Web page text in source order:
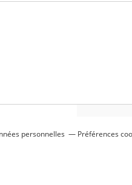
personnelles Préférences